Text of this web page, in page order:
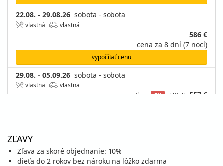
22.08. - 29.08.26 sobota - sobota
vlastná vlastná
586 €
cena za 8 dní (7 nocí)
vypočítať cenu
29.08. - 05.09.26 sobota - sobota
vlastná
vlastná
Zľava
5% 586 € 557 €
september 2026
05.09. - 12.09.26 sobota - sobota
ZĽAVY
Zľava za skoré objednanie: 10%
dieťa do 2 rokov bez nároku na lôžko zdarma